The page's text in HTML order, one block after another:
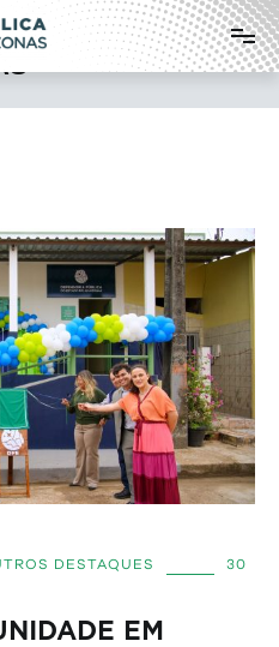
do Estado do
DESTAQUES
30
EM